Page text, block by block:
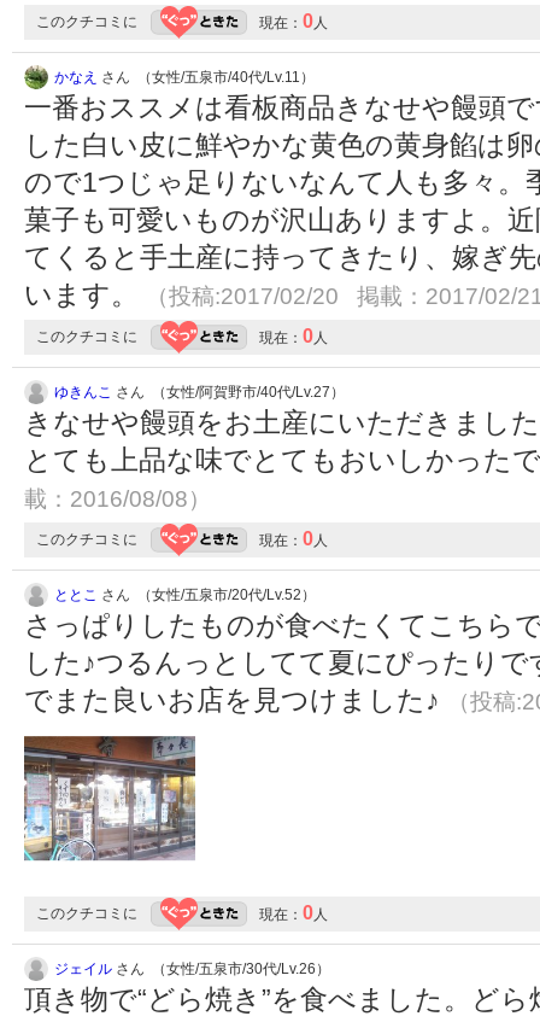
このクチコミに 現在： 0 人
かなえ さん （女性/五泉市/40代/Lv.11）
一番おススメは看板商品きなせや饅頭
した白い皮に鮮やかな黄色の黄身餡は
ので1つじゃ足りないなんて人も多々。
菓子も可愛いものが沢山ありますよ。
てくると手土産に持ってきたり、嫁ぎ
います。
（投稿:2017/02/20 掲載：2017/02/
このクチコミに 現在： 0 人
ゆきんこ さん （女性/阿賀野市/40代/Lv.27）
きなせや饅頭をお土産にいただきまし
とても上品な味でとてもおいしかった
載：2016/08/08）
このクチコミに 現在： 0 人
ととこ さん （女性/五泉市/20代/Lv.52）
さっぱりしたものが食べたくてこちら
した♪つるんっとしてて夏にぴったり
でまた良いお店を見つけました♪
（投稿
このクチコミに 現在： 0 人
ジェイル さん （女性/五泉市/30代/Lv.26）
頂き物で“どら焼き”を食べました。ど